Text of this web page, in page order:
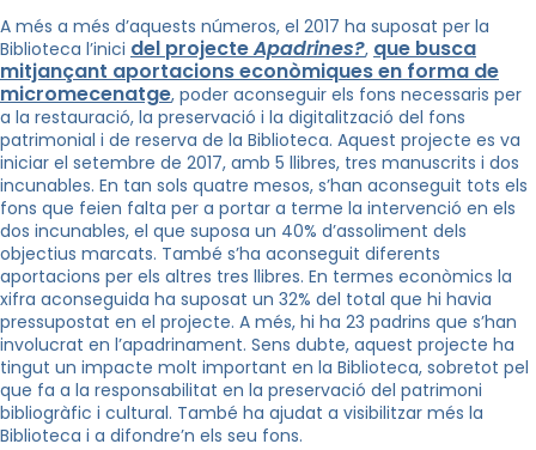
A més a més d’aquests números, el 2017 ha suposat per la
Biblioteca l’inici del projecteApadrines?, que busca
mitjançant aportacions econòmiques en forma de
micromecenatge, poder aconseguir els fons necessaris per
a la restauració, la preservació i la digitalització del fons
patrimonial i de reserva de la Biblioteca. Aquest projecte es va
iniciar el setembre de 2017, amb 5 llibres, tres manuscrits i dos
incunables. En tan sols quatre mesos, s’han aconseguit tots els
fons que feien falta per a portar a terme la intervenció en els
dos incunables, el que suposa un 40% d’assoliment dels
objectius marcats. També s’ha aconseguit diferents
aportacions per els altres tres llibres. En termes econòmics la
xifra aconseguida ha suposat un 32% del total que hi havia
pressupostat en el projecte. A més, hi ha 23 padrins que s’han
involucrat en l’apadrinament. Sens dubte, aquest projecte ha
tingut un impacte molt important en la Biblioteca, sobretot pel
que fa a la responsabilitat en la preservació del patrimoni
bibliogràfic i cultural. També ha ajudat a visibilitzar més la
Biblioteca i a difondre’n els seu fons.